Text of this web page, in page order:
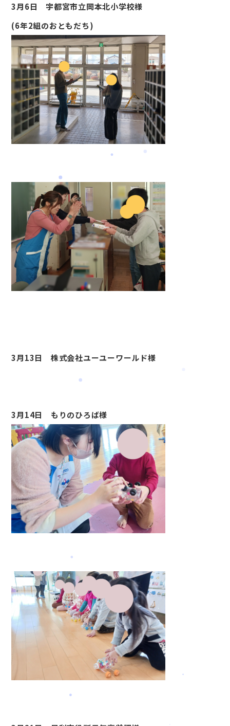
会社案内
サービス案内
CSR活動
採用情報
お知らせ
ブログ
お問い合わせ
3月6日 宇都宮市立岡本北小学校様
(6年2組のおともだち)
3月13日 株式会社ユーユーワールド様
3月14日 もりのひろば様